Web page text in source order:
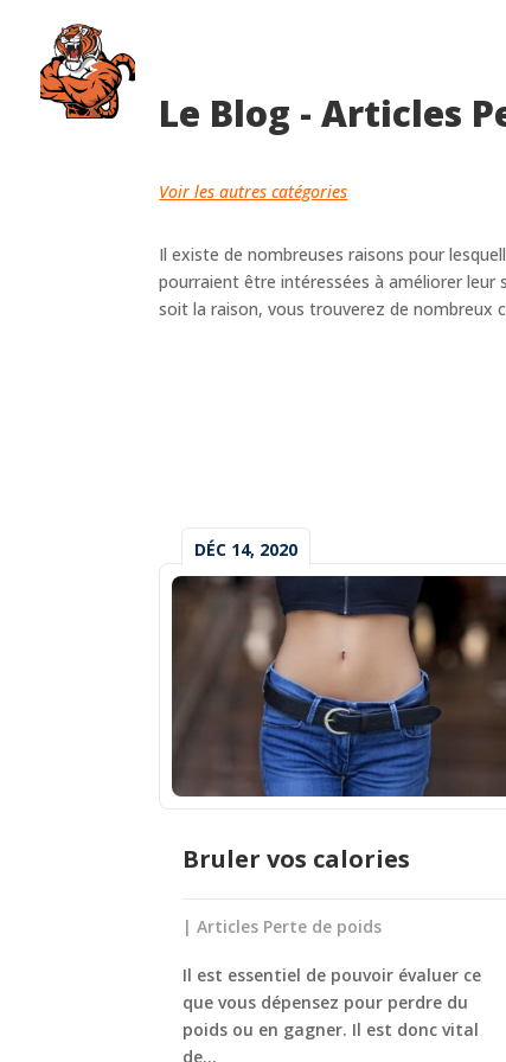
Le Blog - Articles
Voir les autres catégories
Il existe de nombreuses raisons pour
pourraient être intéressées à améliorer leur
soit la raison, vous trouverez de nombreux
Bruler vos calories
DÉC 14, 2020
|Articles Perte de poids
Il est essentiel de pouvoir évaluer ce
que vous dépensez pour perdre du
poids ou en gagner. Il est donc vital
de...